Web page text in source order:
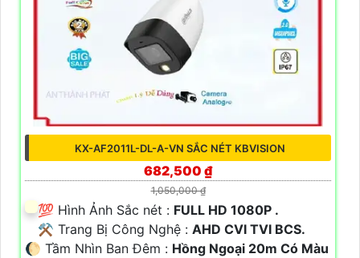
KX-AF2011L-DL-A-VN SẮC NÉT KBVISION
682,500 ₫
1,050,000 ₫
💯 Hình Ảnh Sắc nét : FULL HD 1080P .
⚒ Trang Bị Công Nghệ : AHD CVI TVI BCS.
🌔 Tầm Nhìn Ban Đêm : Hồng Ngoại 20m Có Màu